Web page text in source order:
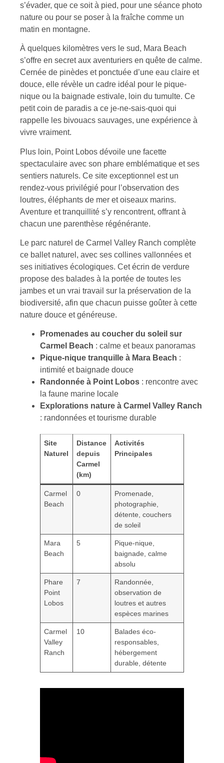
s’évader, que ce soit à pied, pour une séance photo
nature ou pour se poser à la fraîche comme un
matin en montagne.
À quelques kilomètres vers le sud, Mara Beach
s’offre en secret aux aventuriers en quête de calme.
Cernée de pinèdes et ponctuée d’une eau claire et
douce, elle révèle un cadre idéal pour le pique-
nique ou la baignade estivale, loin du tumulte. Ce
petit coin de paradis a ce je-ne-sais-quoi qui
rappelle les bivouacs sauvages, une expérience à
vivre vraiment.
Plus loin, Point Lobos dévoile une facette
spectaculaire avec son phare emblématique et ses
sentiers naturels. Ce site exceptionnel est un
rendez-vous privilégié pour l’observation des
loutres, éléphants de mer et oiseaux marins.
Aventure et tranquillité s’y rencontrent, offrant à
chacun une parenthèse régénérante.
Le parc naturel de Carmel Valley Ranch complète
ce ballet naturel, avec ses collines vallonnées et
ses initiatives écologiques. Cet écrin de verdure
propose des balades à la portée de toutes les
jambes et un vrai travail sur la préservation de la
biodiversité, afin que chacun puisse goûter à cette
nature douce et généreuse.
Promenades au coucher du soleil sur
Carmel Beach : calme et beaux panoramas
Pique-nique tranquille à Mara Beach :
intimité et baignade douce
Randonnée à Point Lobos : rencontre avec
la faune marine locale
Explorations nature à Carmel Valley Ranch
: randonnées et tourisme durable
Site
Naturel
Distance
depuis
Carmel
(km)
Activités
Principales
Carmel
Beach
0
Promenade,
photographie,
détente, couchers
de soleil
Mara
Beach
5
Pique-nique,
baignade, calme
absolu
Phare
Point
Lobos
7
Randonnée,
observation de
loutres et autres
espèces marines
Carmel
Valley
Ranch
10
Balades éco-
responsables,
hébergement
durable, détente